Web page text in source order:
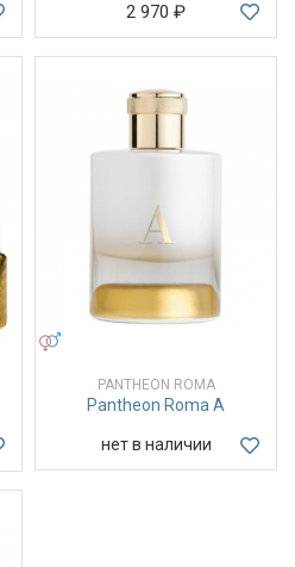
2 970 ₽
PANTHEON ROMA
Pantheon Roma A
нет в наличии